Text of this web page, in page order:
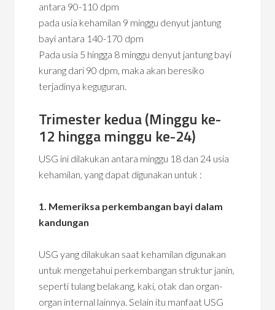
antara 90-110 dpm
pada usia kehamilan 9 minggu denyut jantung
bayi antara 140-170 dpm
Pada usia 5 hingga 8 minggu denyut jantung bayi
kurang dari 90 dpm, maka akan beresiko
terjadinya keguguran.
Trimester kedua (Minggu ke-
12 hingga minggu ke-24)
USG ini dilakukan antara minggu 18 dan 24 usia
kehamilan, yang dapat digunakan untuk :
1. Memeriksa perkembangan bayi dalam
kandungan
USG yang dilakukan saat kehamilan digunakan
untuk mengetahui perkembangan struktur janin,
seperti tulang belakang, kaki, otak dan organ-
organ internal lainnya. Selain itu manfaat USG